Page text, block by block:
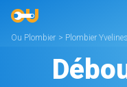
Ou Plombier > Plombier Yvelines